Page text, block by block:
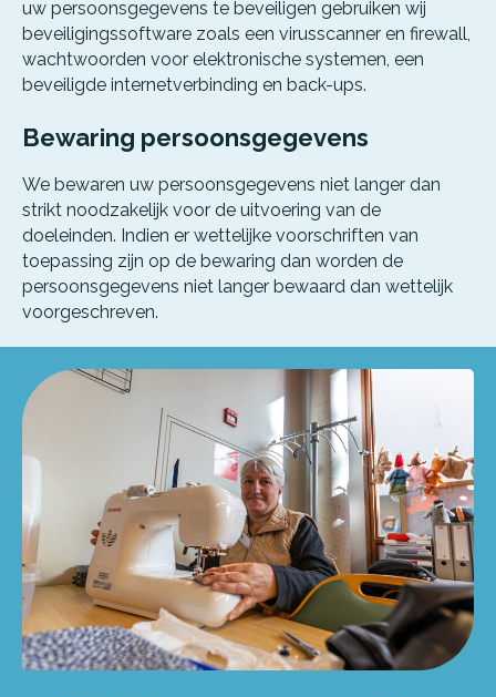
Alles over de Ruilwinkel
Werken in de Ruilwinkel
Onze organisatie
Stel je vraag!
uw persoonsgegevens te beveiligen gebruiken wij
beveiligingssoftware zoals een virusscanner en firewall,
wachtwoorden voor elektronische systemen, een
beveiligde internetverbinding en back-ups.
Bewaring persoonsgegevens
We bewaren uw persoonsgegevens niet langer dan
strikt noodzakelijk voor de uitvoering van de
doeleinden. Indien er wettelijke voorschriften van
toepassing zijn op de bewaring dan worden de
persoonsgegevens niet langer bewaard dan wettelijk
voorgeschreven.